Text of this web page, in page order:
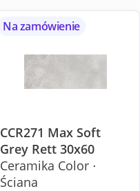
CCR271 Max Soft
Grey Rett 30x60
Ceramika Color ⋅
Ściana
Na zamówienie